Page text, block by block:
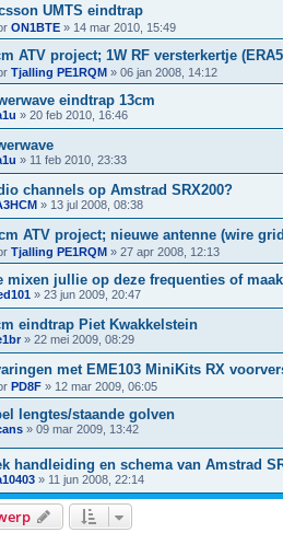
UMTS eindtrap
ON1BTE » 14 mar 2010, 15:49
ATV project; 1W RF versterkertje
Tjalling PE1RQM » 06 jan 2008, 14:12
eindtrap 13cm
» 20 feb 2010, 16:46
» 11 feb 2010, 23:33
channels op Amstrad SRX200?
» 13 jul 2008, 08:38
ATV project; nieuwe antenne (wire
Tjalling PE1RQM » 27 apr 2008, 12:13
mixen jullie op deze frequenties of
» 23 jun 2009, 20:47
eindtrap Piet Kwakkelstein
» 22 mei 2009, 08:29
met EME103 MiniKits RX
PD8F » 12 mar 2009, 06:05
lengtes/staande golven
» 09 mar 2009, 13:42
handleiding en schema van Amstrad
» 11 jun 2008, 22:14